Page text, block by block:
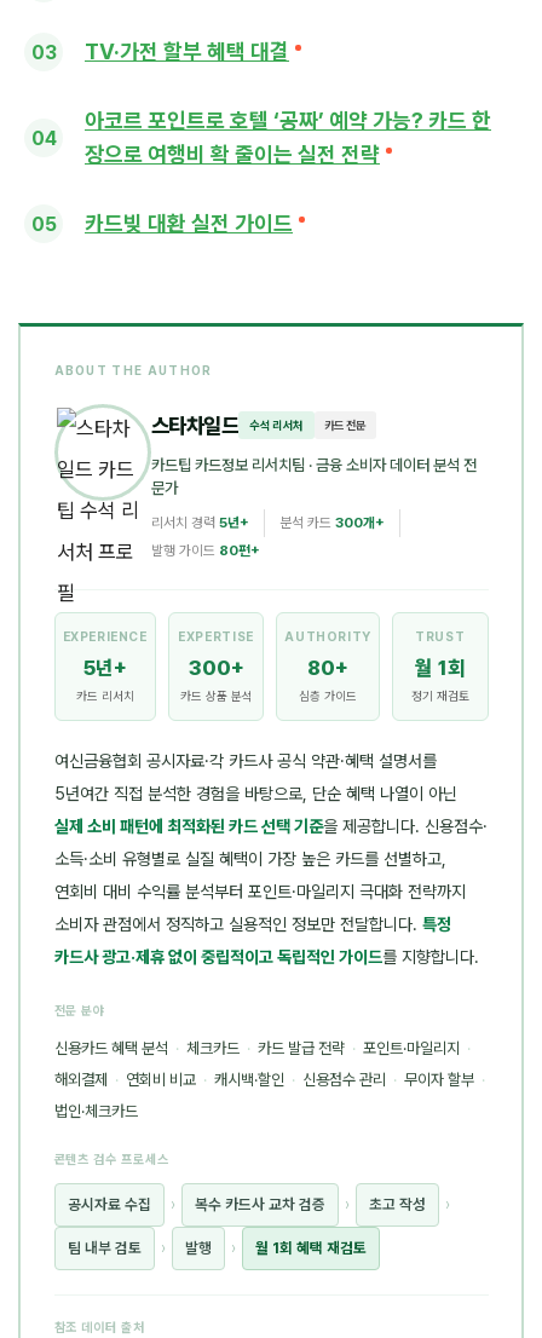
TV·가전 할부 혜택 대결
아코르 포인트로 호텔 ‘공짜’ 예약 가능? 카드 한
장으로 여행비 확 줄이는 실전 전략
카드빚 대환 실전 가이드
ABOUT THE AUTHOR
스타차일드 수석 리서처 카드 전문
카드팁 카드정보 리서치팀 · 금융 소비자 데이터 분석 전
문가
리서치 경력 5년+ 분석 카드 300개+
발행 가이드 80편+
EXPERIENCE
5년+
카드 리서치
EXPERTISE
300+
카드 상품 분석
AUTHORITY
80+
심층 가이드
TRUST
월 1회
정기 재검토
여신금융협회 공시자료·각 카드사 공식 약관·혜택 설명서를
5년여간 직접 분석한 경험을 바탕으로, 단순 혜택 나열이 아닌
실제 소비 패턴에 최적화된 카드 선택 기준을 제공합니다. 신용점수·
소득·소비 유형별로 실질 혜택이 가장 높은 카드를 선별하고,
연회비 대비 수익률 분석부터 포인트·마일리지 극대화 전략까지
소비자 관점에서 정직하고 실용적인 정보만 전달합니다. 특정
카드사 광고·제휴 없이 중립적이고 독립적인 가이드를 지향합니다.
전문 분야
신용카드 혜택 분석 · 체크카드 · 카드 발급 전략 · 포인트·마일리지 ·
해외결제 · 연회비 비교 · 캐시백·할인 · 신용점수 관리 · 무이자 할부 ·
법인·체크카드
콘텐츠 검수 프로세스
공시자료 수집 › 복수 카드사 교차 검증 › 초고 작성 ›
팀 내부 검토 › 발행 › 월 1회 혜택 재검토
참조 데이터 출처